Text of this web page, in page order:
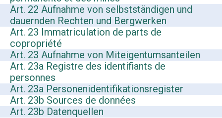
Art. 22 Aufnahme von selbstständigen und
dauernden Rechten und Bergwerken
Art. 23 Immatriculation de parts de
copropriété
Art. 23 Aufnahme von Miteigentumsanteilen
Art. 23a Registre des identifiants de
personnes
Art. 23a Personenidentifikationsregister
Art. 23b Sources de données
Art. 23b Datenquellen